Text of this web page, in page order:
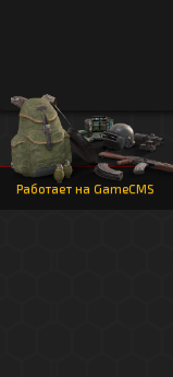
Работает на GameCMS